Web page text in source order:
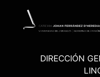
DIRECCIÓN